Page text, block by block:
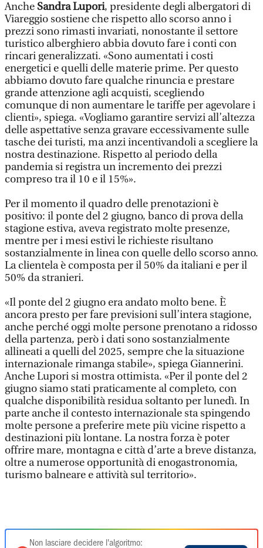
Anche Sandra Lupori, presidente degli albergatori di
Viareggio sostiene che rispetto allo scorso anno i
prezzi sono rimasti invariati, nonostante il settore
turistico alberghiero abbia dovuto fare i conti con
rincari generalizzati. «Sono aumentati i costi
energetici e quelli delle materie prime. Per questo
abbiamo dovuto fare qualche rinuncia e prestare
grande attenzione agli acquisti, scegliendo
comunque di non aumentare le tariffe per agevolare i
clienti», spiega. «Vogliamo garantire servizi all’altezza
delle aspettative senza gravare eccessivamente sulle
tasche dei turisti, ma anzi incentivandoli a scegliere la
nostra destinazione. Rispetto al periodo della
pandemia si registra un incremento dei prezzi
compreso tra il 10 e il 15%».
Per il momento il quadro delle prenotazioni è
positivo: il ponte del 2 giugno, banco di prova della
stagione estiva, aveva registrato molte presenze,
mentre per i mesi estivi le richieste risultano
sostanzialmente in linea con quelle dello scorso anno.
La clientela è composta per il 50% da italiani e per il
50% da stranieri.
«Il ponte del 2 giugno era andato molto bene. È
ancora presto per fare previsioni sull’intera stagione,
anche perché oggi molte persone prenotano a ridosso
della partenza, però i dati sono sostanzialmente
allineati a quelli del 2025, sempre che la situazione
internazionale rimanga stabile», spiega Giannerini.
Anche Lupori si mostra ottimista. «Per il ponte del 2
giugno siamo stati praticamente al completo, con
qualche disponibilità residua soltanto per lunedì. In
parte anche il contesto internazionale sta spingendo
molte persone a preferire mete più vicine rispetto a
destinazioni più lontane. La nostra forza è poter
offrire mare, montagna e città d’arte a breve distanza,
oltre a numerose opportunità di enogastronomia,
turismo balneare e attività sul territorio».
Non lasciare decidere l'algoritmo: